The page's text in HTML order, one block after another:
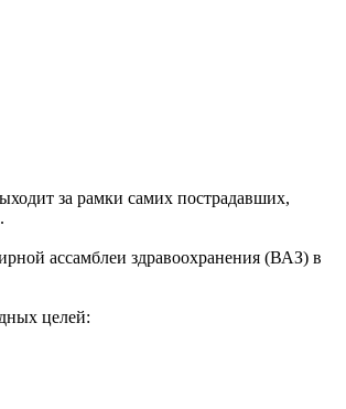
за рамки самих пострадавших,
ассамблеи здравоохранения (ВАЗ) в
целей: